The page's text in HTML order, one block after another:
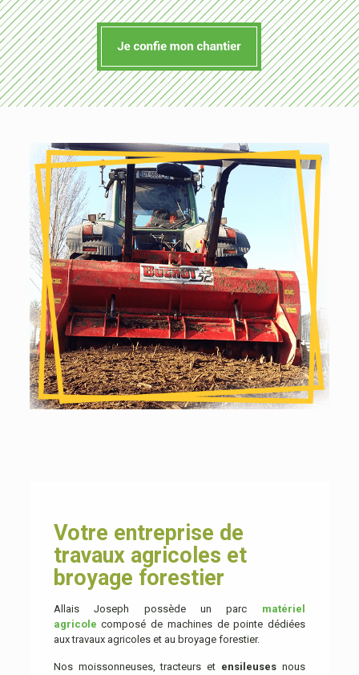
Votre entreprise de
travaux agricoles et
broyage forestier
Allais Joseph possède un parc matériel
agricolecomposé de machines de pointe dédiées
aux travaux agricoles et au broyage forestier.
Nos moissonneuses, tracteurs et ensileuses nous